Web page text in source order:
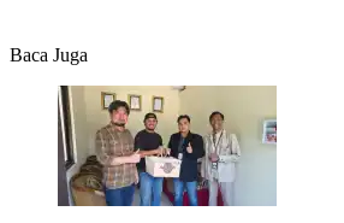
Baca Juga